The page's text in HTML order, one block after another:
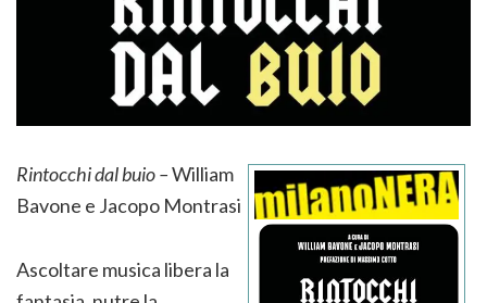
Rintocchi dal buio –William
Bavone e Jacopo Montrasi
Ascoltare musica libera la